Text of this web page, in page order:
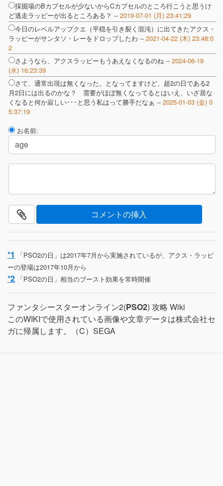
採掘場のBカプセルが少ないからCカプセルのところ行こうと思うけ
ど逃走ラッピーが出るところある？ -- 2019-07-01 (月) 23:41:29
今日のレベルアップクエ（平穏を引き裂く混沌）に出てきたアクス・
ラッピーがサンタソ・レーをドロップしたわ -- 2021-04-22 (木) 23:48:0
2
さようなら、アクスラッピーもうあえなくなるのね -- 2024-06-19
(水) 16:23:39
さて、通常出現は無くなった。となってますけど、超2の日である2
月2日には出るのかな？ 需要がほぼ無くなってるとはいえ、いざ居な
くなると何か寂しい･･･と思う私はって勝手だなぁ -- 2025-01-03 (金) 0
5:37:19
お名前:
*1
「PSO2の日」は2017年7月から実施されているが、アクス・ラッピ
ーの登場は2017年10月から
*2 「PSO2の日」相当のブースト効果を常時開催
ファンタシースターオンライン2(PSO2) 攻略 Wiki
このWIKIで使用されている画像や文章データは株式会社セ
ガに帰属します。（C）SEGA